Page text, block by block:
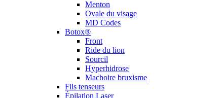
Menton
Ovale du visage
MD Codes
Botox®
Front
Ride du lion
Sourcil
Hyperhidrose
Machoire bruxisme
Fils tenseurs
Épilation Laser